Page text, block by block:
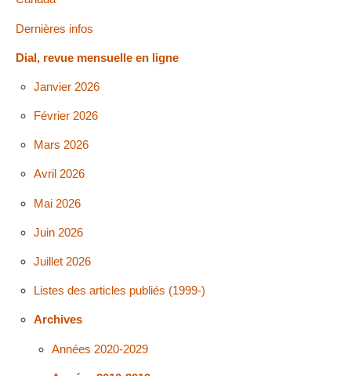
Dernières infos
Dial, revue mensuelle en ligne
Janvier 2026
Février 2026
Mars 2026
Avril 2026
Mai 2026
Juin 2026
Juillet 2026
Listes des articles publiés (1999-)
Archives
Années 2020-2029